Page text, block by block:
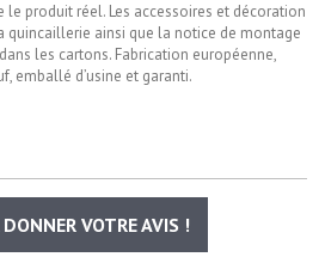
le produit réel. Les accessoires et décoration
quincaillerie ainsi que la notice de montage
les cartons. Fabrication européenne,
emballé d’usine et garanti.
VOTRE AVIS !